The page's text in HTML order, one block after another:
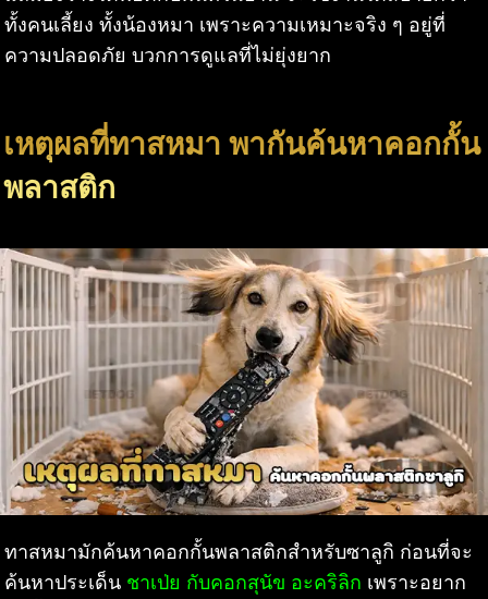
ทั้งคนเลี้ยง ทั้งน้องหมา เพราะความเหมาะจริง ๆ อยู่ที่
ความปลอดภัย บวกการดูแลที่ไม่ยุ่งยาก
เหตุผลที่ทาสหมา พากันค้นหาคอกกั้น
พลาสติก
ทาสหมามักค้นหาคอกกั้นพลาสติกสำหรับซาลูกิ ก่อนที่จะ
ค้นหาประเด็น ชาเป่ย กับคอกสุนัข อะคริลิก เพราะอยาก